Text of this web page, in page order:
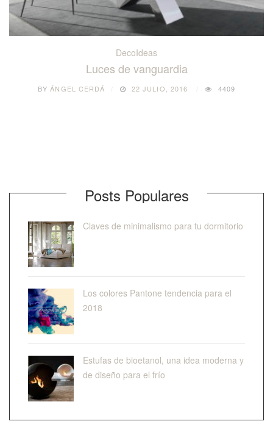
DecoIdeas
Luces de vanguardia
BY ÁNGEL CERDÁ 22 JULIO, 2016 4409
Posts Populares
Claves de minimalismo para tu dormitorio
Los colores Pantone tendencia para el
2018
Estufas de bioetanol, una idea moderna y
de diseño para el frío